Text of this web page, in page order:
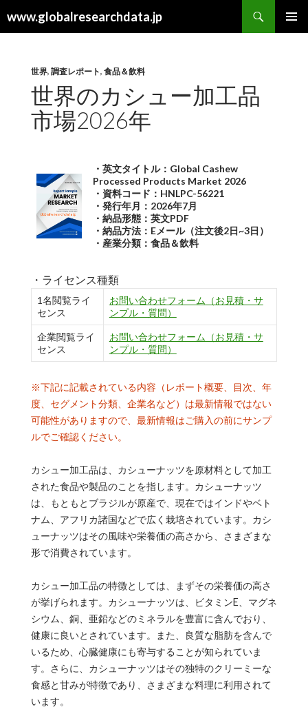
www.globalresearchdata.jp
索
世界, 調査レポート, 食品＆飲料
世界のカシュー加工品
市場2026年
・英文タイトル：Global Cashew
Processed Products Market 2026
・資料コード：HNLPC-56221
・発行年月：2026年7月
・納品形態：英文PDF
・納品方法：Eメール（注文後2日~3日）
・産業分類：食品＆飲料
・ライセンス種類
1名閲覧ライ
センス
お問い合わせフォーム（お見積・サ
ンプル・質問）
企業閲覧ライ
センス
お問い合わせフォーム（お見積・サ
ンプル・質問）
※下記に記載されている内容（レポート概要、目次、年
度、セグメント分類、企業名など）は最新情報ではない
可能性がありますので、最新情報はご購入の前にサンプ
ルでご確認ください。
カシュー加工品は、カシューナッツを原材料として加工
された食品や製品のことを指します。カシューナッツ
は、もともとブラジルが原産で、現在ではインドやベト
ナム、アフリカ諸国などで広く栽培されています。カシ
ューナッツはその風味や栄養価の高さから、さまざまな
形で消費されています。
カシュー加工品の特徴としては、まずその栄養価の高さ
が挙げられます。カシューナッツは、ビタミンE、マグネ
シウム、銅、亜鉛などのミネラルを豊富に含んでおり、
健康に良いとされています。また、良質な脂肪を含んで
いるため、心臓健康にも寄与することが知られていま
す。さらに、カシューナッツはその独特のクリーミーな
食感と甘みが特徴であり、さまざまな料理に利用されて
います。